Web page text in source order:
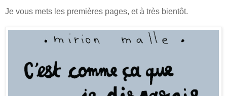
Je vous mets les premières pages, et à très bientôt.